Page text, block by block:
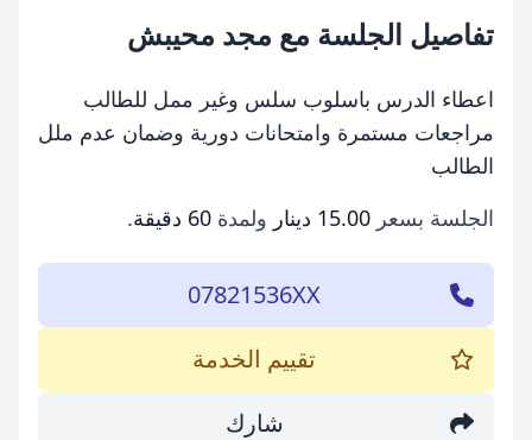
تفاصيل الجلسة مع مجد محيبش
اعطاء الدرس باسلوب سلس وغير ممل للطالب
مراجعات مستمرة وامتحانات دورية وضمان عدم ملل
الطالب
الجلسة بسعر 15.00 دينار ولمدة 60 دقيقة .
07821536XX
تقييم الخدمة
شارك